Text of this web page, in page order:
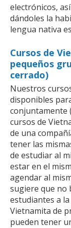
electrónicos,
dándoles la
lengua nativa
Cursos de
pequeños
cerrado)
Nuestros
disponibles
conjuntamente
cursos de
de una
tener las
de estudiar al
estar en el
agendar al
sugiere que no
estudiantes a
Vietnamita de
pueden tener